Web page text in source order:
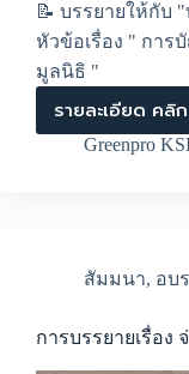
📝 บรรยายให้กับ
หัวข้อเรื่อง " การ
มูลนิธิ "
รายละเอียด คลิก
การ
บรรยาย
เรื่อง
อากร
สำหรับ
Greenpro
สัมมนา, อบ
การบรรยายเรื่อง